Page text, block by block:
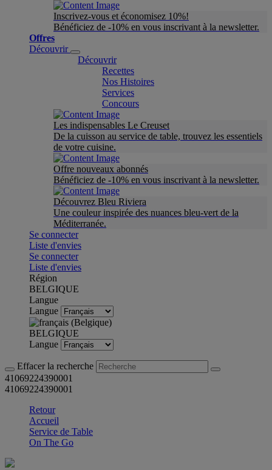
Inscrivez-vous et économisez 10%!
Bénéficiez de -10% en vous inscrivant à la newsletter.
Offres
Découvrir
Découvrir
Recettes
Nos Histoires
Services
Concours
Les indispensables Le Creuset
De la cuisson au service de table, trouvez les essentiels
de votre cuisine.
Offre nouveaux abonnés
Bénéficiez de -10% en vous inscrivant à la newsletter.
Découvrez Bleu Riviera
Une couleur inspirée des nuances bleu-vert de la
Méditerranée.
Se connecter
Liste d'envies
Se connecter
Liste d'envies
Région
BELGIQUE
Langue
Langue
BELGIQUE
Langue
Effacer la recherche
41069224390001
41069224390001
Retour
Accueil
Service de Table
On The Go